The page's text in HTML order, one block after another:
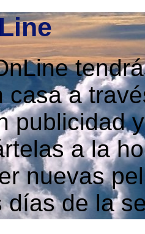
casa a
publicidad
a la
nuevas
días de la